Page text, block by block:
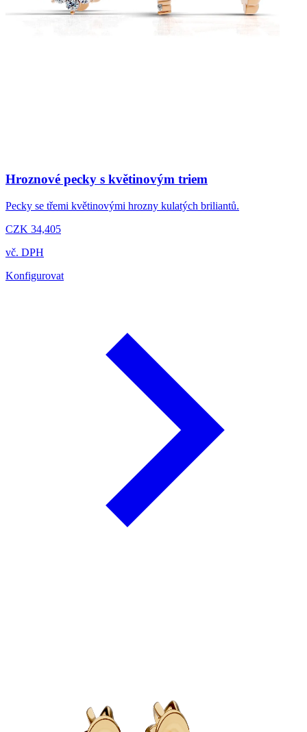
Hroznové pecky s květinovým triem
Pecky se třemi květinovými hrozny kulatých briliantů.
CZK 34,405
vč. DPH
Konfigurovat